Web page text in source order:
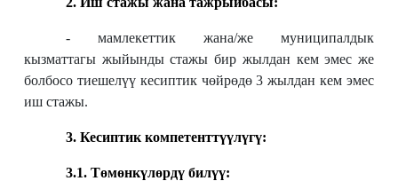
- мамлекеттик жана/же муниципалдык
кызматтагы жыйынды стажы бир жылдан кем эмес же
болбосо тиешелүү кесиптик чөйрөдө 3 жылдан кем эмес
иш стажы.
3. Кесиптик компетенттүүлүгү:
3.1. Төмөнкүлөрдү билүү: